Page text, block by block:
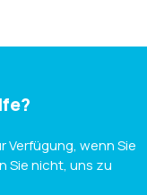
Verfügung, wenn Sie
Sie nicht, uns zu